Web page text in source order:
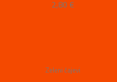
2,80 €
Zeleni čajevi